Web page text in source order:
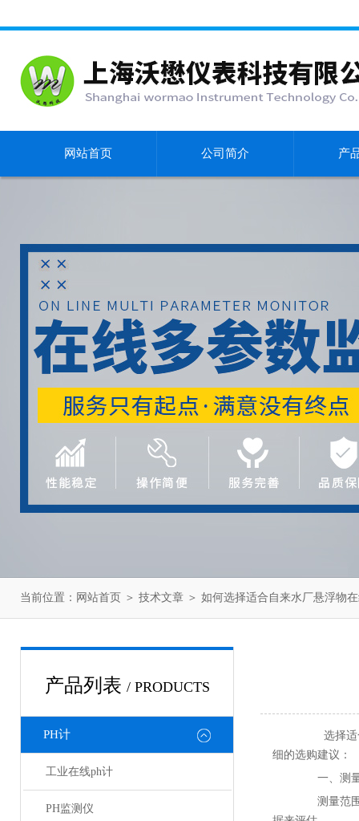
网站首页 公司简介 产
当前位置： 网站首页 ＞ 技术文章 ＞ 如何选择适合自来水厂悬浮物
产品列表 / PRODUCTS
PH计
工业在线ph计
PH监测仪
选择适合
细的选购建议：
一、测量
测量范围